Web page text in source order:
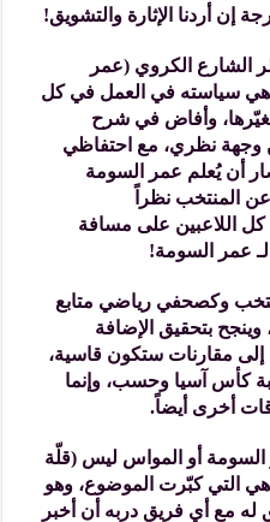
الشارع الكروي (عمر
هي سياسته في العمل في كل
يغيّرها، وأفاض في شرح
وجهة نظري، مع احتفاظي
أن يُعلم عمر السومة
المنتخب نظراً
كل اللاعبين على مسافة
لـ عمر السومة!
وكصحفي رياضي متابع
وينجح بتحقيق الإضافة
إلى مقارنات ستكون قاسية،
كأس آسيا وحسب، وإنما
أخرى أيضاً.
السومة أو المواس ليس (قلّة
هي التي كبّرت الموضوع، وهو
له مع أي فريق دربه أن أخبر